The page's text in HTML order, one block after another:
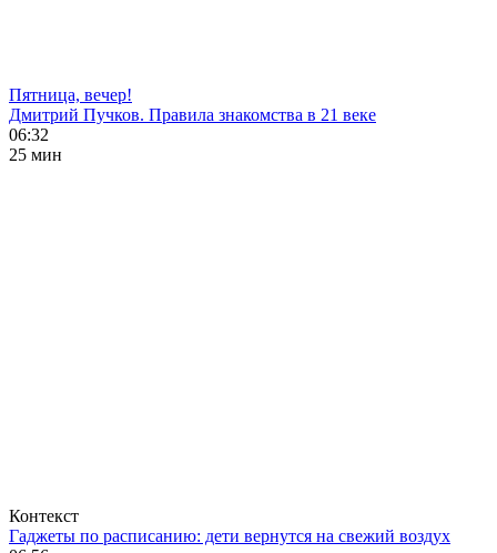
Пятница, вечер!
Дмитрий Пучков. Правила знакомства в 21 веке
06:32
25 мин
Контекст
Гаджеты по расписанию: дети вернутся на свежий воздух